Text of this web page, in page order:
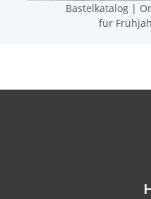
Bastelkatalog |
für